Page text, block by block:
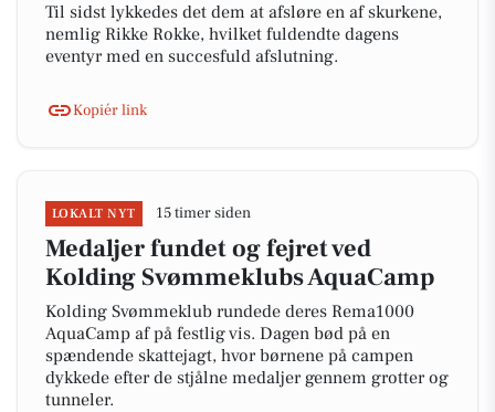
Til sidst lykkedes det dem at afsløre en af skurkene,
nemlig Rikke Rokke, hvilket fuldendte dagens
eventyr med en succesfuld afslutning.
Kopiér link
LOKALT NYT 15 timer siden
Medaljer fundet og fejret ved
Kolding Svømmeklubs AquaCamp
Kolding Svømmeklub rundede deres Rema1000
AquaCamp af på festlig vis. Dagen bød på en
spændende skattejagt, hvor børnene på campen
dykkede efter de stjålne medaljer gennem grotter og
tunneler.